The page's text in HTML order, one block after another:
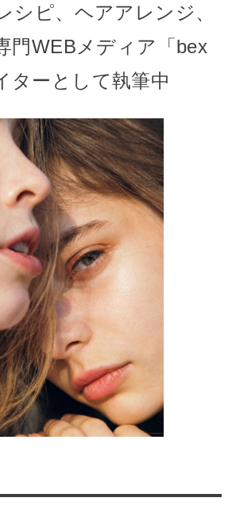
シピ、ヘアアレンジ、
門WEBメディア「bex
ターとして執筆中